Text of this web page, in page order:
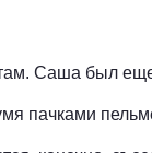
Саша был
пачками